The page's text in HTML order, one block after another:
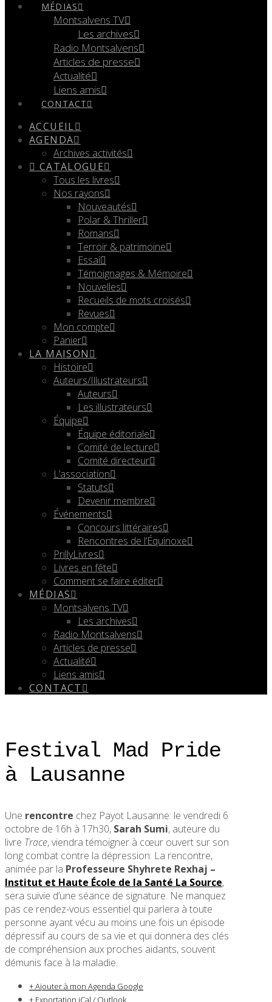
MÉDIAS
Montsalvens TV
Les archives
Radio Montsalvens
Articles de presse
Actualité
Liens amis
CONTACT
ACCUEIL
AGENDA
Archives activités
CATALOGUE
Tous les livres
Nos rayons
Nouveautés
Polar & Thriller
Romans
Terroir & patrimoine
Essai
Témoignages & Mémoire
Nouvelles
Recueils de mots croisés
Revues
Mon compte
Panier
LA MAISON
Histoire
Auteurs/Illustrateurs
Auteurs
Les illustrateurs
Équipe
Équipe éditoriale
Comité de lecture
Comité directeur
L’association
Statuts
Devenir membre
Événements
Concours littéraires
Rencontres de l’Équinoxe
PrillyLivres
Livres en fête
Comment se faire éditer
MÉDIAS
Montsalvens TV
Les archives
Radio Montsalvens
Articles de presse
Actualité
Liens amis
CONTACT
Festival Mad Pride
à Lausanne
Une rencontre chez Payot Lausanne: le vendredi 6
octobre de 16h à 17h30, Sarah Sumi, auteure du
livre Trace, viendra témoigner à cœur ouvert sur son
long combat contre la dépression. La rencontre,
animée par la Professeure Shyhrete Rexhaj –
Institut et Haute École de la Santé La Source,
sera suivie d’une séance de signature. Ne manquez
pas ce rendez-vous essentiel qui parlera à toute
personne ayant vécu au moins une fois un épisode
dépressif au cours de sa vie et qui donnera des clés
de compréhension aux proches aidants, souvent
démunis face à la maladie.
+ Ajouter à mon Agenda Google
+ Exportation iCal / Outlook